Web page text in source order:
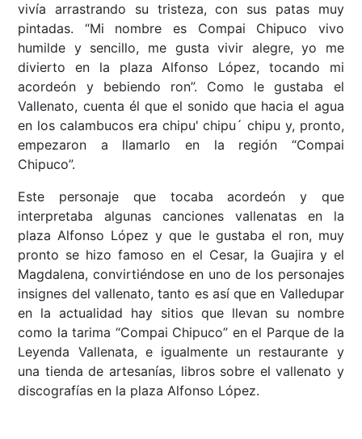
vivía arrastrando su tristeza, con sus patas muy
pintadas. “Mi nombre es Compai Chipuco vivo
humilde y sencillo, me gusta vivir alegre, yo me
divierto en la plaza Alfonso López, tocando mi
acordeón y bebiendo ron”. Como le gustaba el
Vallenato, cuenta él que el sonido que hacia el agua
en los calambucos era chipu' chipu´ chipu y, pronto,
empezaron a llamarlo en la región “Compai
Chipuco”.
Este personaje que tocaba acordeón y que
interpretaba algunas canciones vallenatas en la
plaza Alfonso López y que le gustaba el ron, muy
pronto se hizo famoso en el Cesar, la Guajira y el
Magdalena, convirtiéndose en uno de los personajes
insignes del vallenato, tanto es así que en Valledupar
en la actualidad hay sitios que llevan su nombre
como la tarima “Compai Chipuco” en el Parque de la
Leyenda Vallenata, e igualmente un restaurante y
una tienda de artesanías, libros sobre el vallenato y
discografías en la plaza Alfonso López.